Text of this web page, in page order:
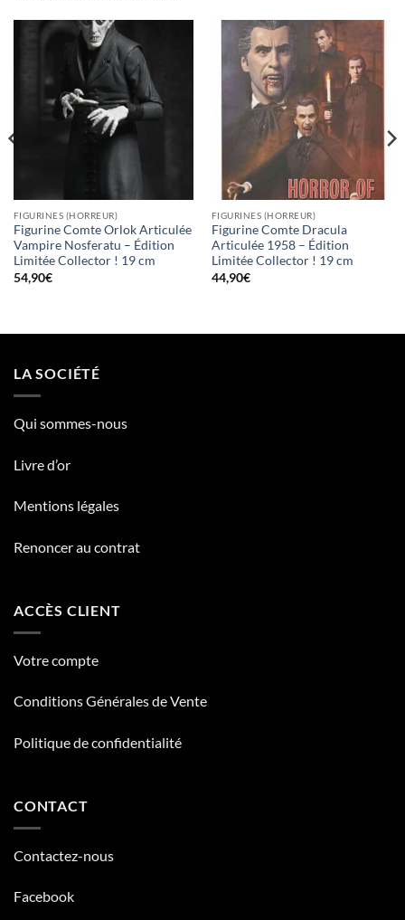
FIGURINES (HORREUR)
Figurine Comte Orlok Articulée
Vampire Nosferatu – Édition
Limitée Collector ! 19 cm
54,90€
FIGURINES (HORREUR)
Figurine Comte Dracula
Articulée 1958 – Édition
Limitée Collector ! 19 cm
44,90€
LA SOCIÉTÉ
Qui sommes-nous
Livre d’or
Mentions légales
Renoncer au contrat
ACCÈS CLIENT
Votre compte
Conditions Générales de Vente
Politique de confidentialité
CONTACT
Contactez-nous
Facebook